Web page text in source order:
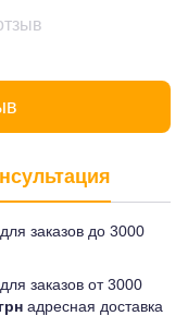
заказов до 3000
заказов от 3000
адресная доставка